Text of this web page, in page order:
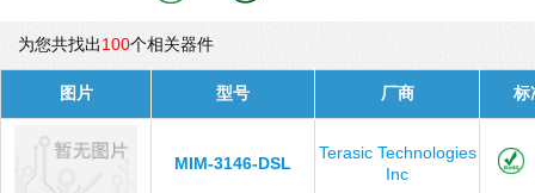
为您共找出100个相关器件
图片 型号 厂商 标
MIM-3146-DSL
Terasic Technologies
Inc